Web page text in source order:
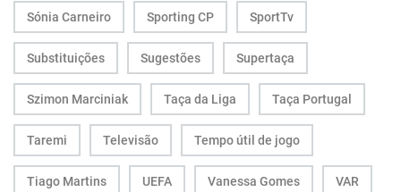
Sónia Carneiro Sporting CP SportTv
Substituições Sugestões Supertaça
Szimon Marciniak Taça da Liga Taça Portugal
Taremi Televisão Tempo útil de jogo
Tiago Martins UEFA Vanessa Gomes VAR